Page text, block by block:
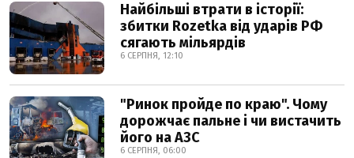
Найбільші втрати в історії:
збитки Rozetka від ударів РФ
сягають мільярдів
6 СЕРПНЯ, 12:10
"Ринок пройде по краю". Чому
дорожчає пальне і чи вистачить
його на АЗС
6 СЕРПНЯ, 06:00